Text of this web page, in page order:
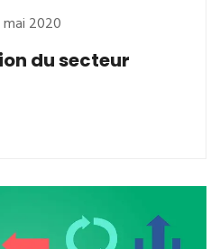
mai 2020
du secteur